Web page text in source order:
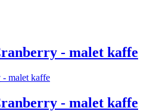
- malet kaffe
- malet kaffe